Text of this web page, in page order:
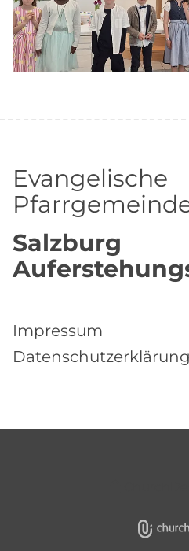
Evangelische
Salzburg
Impressum
Datenschutzerklärung